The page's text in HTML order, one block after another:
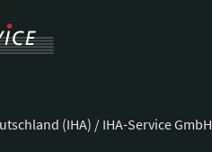
(IHA) / IHA-Service GmbH